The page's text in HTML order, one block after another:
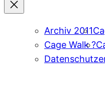
Archiv 2011
Cage Walk ?